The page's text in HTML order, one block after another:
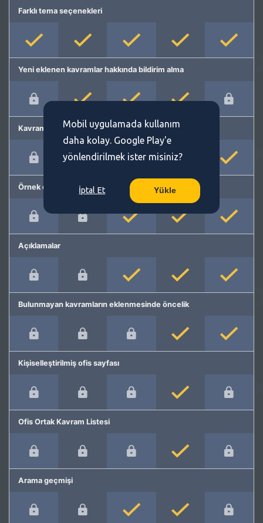
Farklı tema seçenekleri
Yeni eklenen kavramlar hakkında bildirim alma
Kavram önerme
Örnek cümleler
Açıklamalar
Bulunmayan kavramların eklenmesinde öncelik
Kişiselleştirilmiş ofis sayfası
Ofis Ortak Kavram Listesi
Arama geçmişi
Mobil uygulamada kullanım
daha kolay. Google Play'e
yönlendirilmek ister misiniz?
İptal Et Yükle